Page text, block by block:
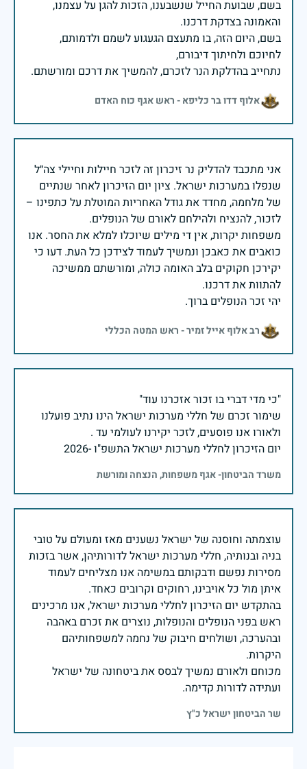
בשם, שבועת החייל שנשבענו, הזכות להגן על עצמנו,
בשם, היום הזה, בו מתעצם הגעגוע לשמם ולדמותם,
נתחייב בהדלקת הנר לזכרם, להמשיך את דרכם ומורשתם.
אלוף דדו בר כליפא - ראש אגף כוח האדם
אני מתכבד להדליק נר זיכרון זה לזכר חיילות וחיילי צה״ל
שנפלו במערכות ישראל. ציון יום הזיכרון לאחר שנתיים
של מלחמה, מחדד את גודל האחריות המוטלת על כתפינו –
משפחות יקרות, אין די מילים שיוכלו למלא את החסר. אנו
כואבים את כאבכן ונמשיך לעמוד לצידכן כל העת. דעו כי
יקירכן חקוקים בלב האומה כולה, ומורשתם ממשיכה
יהי זכר הנופלים ברוך.
רב אלוף אייל זמיר - ראש המטה הכללי
שימור זכרם של חללי מערכות ישראל הינו נתיב פועלנו
יום הזיכרון לחללי מערכות ישראל התשפ"ו -2026
משרד הביטחון- אגף משפחות, הנצחה ומורשת
עוצמתה וחוסנה של ישראל נשענים מאז ומעולם על טובי
בניה ובנותיה, חללי מערכות ישראל לדורותיהן, אשר בזכות
מסירות נפשם ודבקותם במשימה אנו מצליחים לעמוד
בהתקדש יום הזיכרון לחללי מערכות ישראל, אנו מרכינים
ראש בפני הנופלים והנופלות, נוצרים את זכרם באהבה
ובהערכה, ושולחים חיבוק של נחמה למשפחותיהם
מכוחם ולאורם נמשיך לבסס את ביטחונה של ישראל
ועתידה לדורות קדימה.
שר הביטחון ישראל כ"ץ